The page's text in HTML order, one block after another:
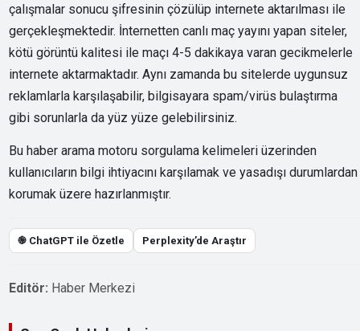
çalışmalar sonucu şifresinin çözülüp internete aktarılması ile
gerçekleşmektedir. İnternetten canlı maç yayını yapan siteler,
kötü görüntü kalitesi ile maçı 4-5 dakikaya varan gecikmelerle
internete aktarmaktadır. Aynı zamanda bu sitelerde uygunsuz
reklamlarla karşılaşabilir, bilgisayara spam/virüs bulaştırma
gibi sorunlarla da yüz yüze gelebilirsiniz.
Bu haber arama motoru sorgulama kelimeleri üzerinden
kullanıcıların bilgi ihtiyacını karşılamak ve yasadışı durumlardan
korumak üzere hazırlanmıştır.
֎ ChatGPT ile Özetle Perplexity’de Araştır
Editör: Haber Merkezi